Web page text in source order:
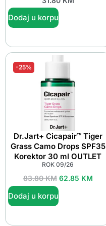
Dodaj u korpu
-25%
Dr.Jart+ Cicapair™ Tiger
Grass Camo Drops SPF35
Korektor 30 ml OUTLET
ROK 09/26
83.80KM 62.85 KM
Dodaj u korpu